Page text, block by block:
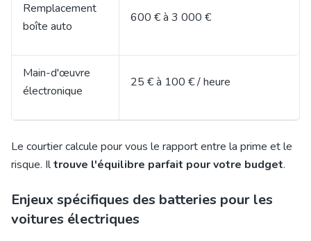
Remplacement
boîte auto
600 € à 3 000 €
Main-d'œuvre
électronique
25 € à 100 € / heure
Le courtier calcule pour vous le rapport entre la prime et le
risque. Iltrouve l'équilibre parfait pour votre budget.
Enjeux spécifiques des batteries pour les
voitures électriques